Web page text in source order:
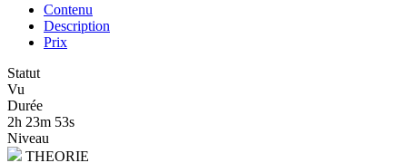
Contenu
Description
Prix
Statut
Vu
Durée
2h 23m 53s
Niveau
THEORIE